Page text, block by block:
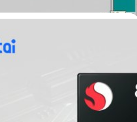
เครื่องมือในยุคนั้นครับ Connectix /
for Mac ประเภท: โปรแกรม VMออก
นแบบ VM หรือ Virtual Machine
กลับ อาจบุกตลาดโน้ตบุ๊กแบบ
ย Snapdragon 8cx ที่เร็วถึง
เปิดตัว Snapdragon 8cx ออกมาเป็น
ตประมวลผลแบบ ARM ที่ออกแบบมาให้
โดยเฉพาะ แต่ก็น่าเสียดายที่ไม่ได้รับ